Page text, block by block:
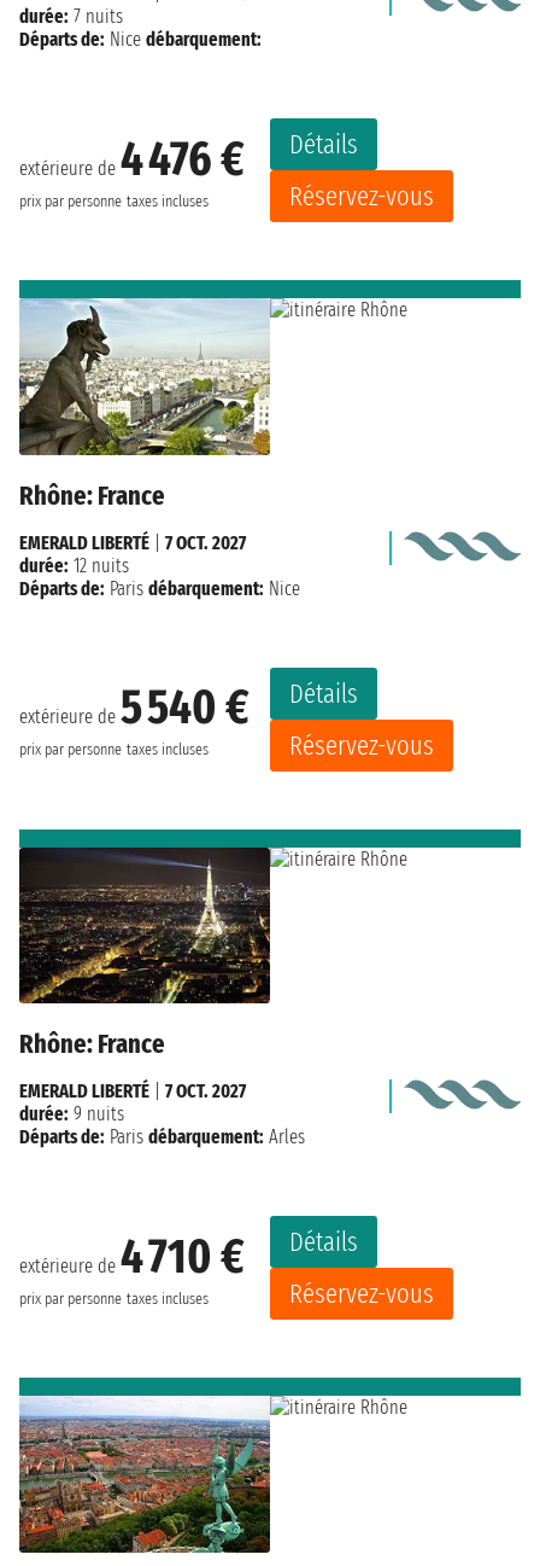
extérieure de 4 476 €
prix par personne taxes incluses
Détails
Réservez-vous
durée: 7 nuits
Départs de: Nice débarquement:
Rhône: France
extérieure de 5 540 €
prix par personne taxes incluses
Détails
Réservez-vous
EMERALD LIBERTÉ
7 OCT. 2027
durée: 12 nuits
Départs de: Paris débarquement: Nice
Rhône: France
extérieure de 4 710 €
prix par personne taxes incluses
Détails
Réservez-vous
EMERALD LIBERTÉ
7 OCT. 2027
durée: 9 nuits
Départs de: Paris débarquement: Arles